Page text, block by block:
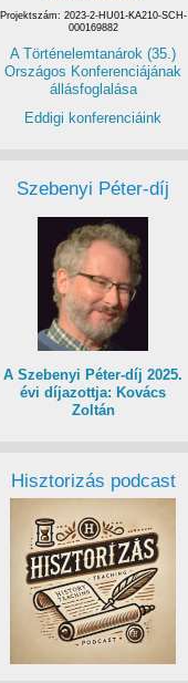
Projektszám: 2023-2-HU01-KA210-SCH-
000169882
A Történelemtanárok (35.)
Országos Konferenciájának
állásfoglalása
Eddigi konferenciáink
Szebenyi Péter-díj
A Szebenyi Péter-díj 2025.
évi díjazottja: Kovács
Zoltán
Hisztorizás podcast